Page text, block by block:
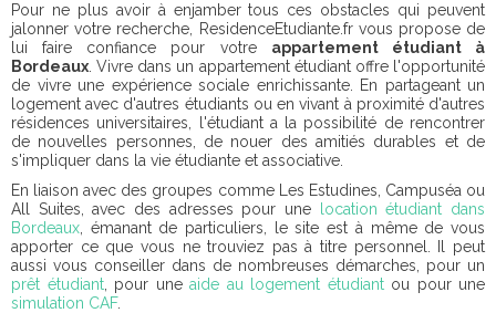
Pour ne plus avoir à enjamber tous ces obstacles qui peuvent
jalonner votre recherche, ResidenceEtudiante.fr vous propose de
lui faire confiance pour votre appartement étudiant à
Bordeaux . Vivre dans un appartement étudiant offre l'opportunité
de vivre une expérience sociale enrichissante. En partageant un
logement avec d'autres étudiants ou en vivant à proximité d'autres
résidences universitaires, l'étudiant a la possibilité de rencontrer
de nouvelles personnes, de nouer des amitiés durables et de
s'impliquer dans la vie étudiante et associative.
En liaison avec des groupes comme Les Estudines, Campuséa ou
All Suites, avec des adresses pour une
location étudiant dans
Bordeaux , émanant de particuliers, le site est à même de vous
apporter ce que vous ne trouviez pas à titre personnel. Il peut
aussi vous conseiller dans de nombreuses démarches, pour un
prêt étudiant, pour une aide au logement étudiantou pour une
simulation CAF.